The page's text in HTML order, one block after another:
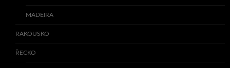
MADEIRA
RAKOUSKO
ŘECKO